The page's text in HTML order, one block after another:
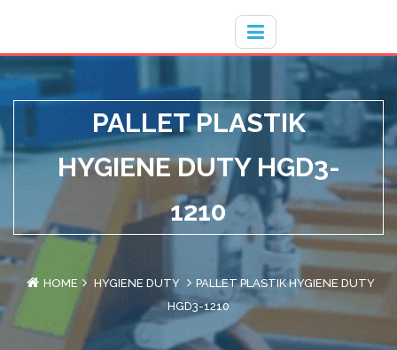
- / 031 - 30008273
PALLET PLASTIK
HYGIENE DUTY HGD3-
1210
HOME HYGIENE DUTY
PALLET PLASTIK HYGIENE DUTY
HGD3-1210